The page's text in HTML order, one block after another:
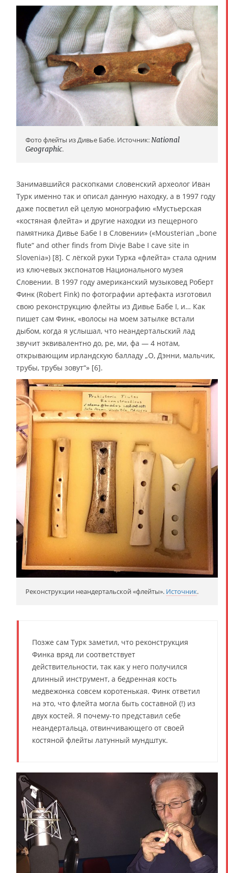
Фото флейты из Дивье Бабе. Источник:National
Geographic.
Занимавшийся раскопками словенский археолог Иван
Турк именно так и описал данную находку, а в 1997 году
даже посветил ей целую монографию «Мустьерская
«костяная флейта» и другие находки из пещерного
памятника Дивье Бабе I в Словении» («Mousterian „bone
flute“ and other finds from Divje Babe I cave site in
Slovenia») [8]. С лёгкой руки Турка «флейта» стала одним
из ключевых экспонатов Национального музея
Словении. В 1997 году американский музыковед Роберт
Финк (Robert Fink) по фотографии артефакта изготовил
свою реконструкцию флейты из Дивье Бабе I, и… Как
пишет сам Финк, «волосы на моем затылке встали
дыбом, когда я услышал, что неандертальский лад
звучит эквивалентно до, ре, ми, фа — 4 нотам,
открывающим ирландскую балладу „О, Дэнни, мальчик,
трубы, трубы зовут“» [6].
Реконструкции неандертальской «флейты». Источник.
Позже сам Турк заметил, что реконструкция
Финка вряд ли соответствует
действительности, так как у него получился
длинный инструмент, а бедренная кость
медвежонка совсем коротенькая. Финк ответил
на это, что флейта могла быть составной (!) из
двух костей. Я почему-то представил себе
неандертальца, отвинчивающего от своей
костяной флейты латунный мундштук.